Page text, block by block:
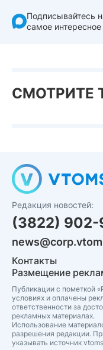
Подписывайтесь
самое интересное
СМОТРИТЕ
Редакция новостей:
(3822)
Контакты
Размещение
Публикации с пометкой
условиях и оплачены
ответственности за
рекламных материалах.
Использование
разрешения редакции.
указывать источник